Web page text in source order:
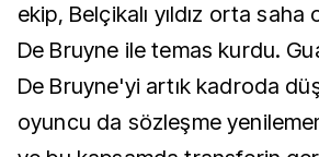
ekip, Belçikalı yıldız orta saha
De Bruyne ile temas kurdu.
De Bruyne'yi artık kadroda
oyuncu da sözleşme